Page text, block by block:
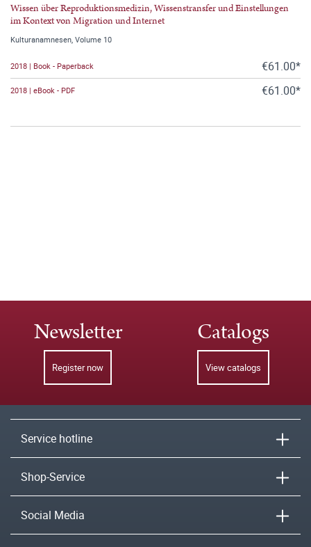
Wissen über Reproduktionsmedizin, Wissenstransfer und Einstellungen
im Kontext von Migration und Internet
Kulturanamnesen, Volume 10
2018 | Book - Paperback €61.00*
2018 | eBook - PDF €61.00*
Newsletter
Register now
Catalogs
View catalogs
Service hotline
Shop-Service
Social Media